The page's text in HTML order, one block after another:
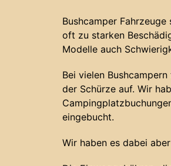
Bushcamper
oft zu starken
Modelle auch
Bei vielen
der Schürze auf. Wir
eingebucht.
Wir haben es dabei